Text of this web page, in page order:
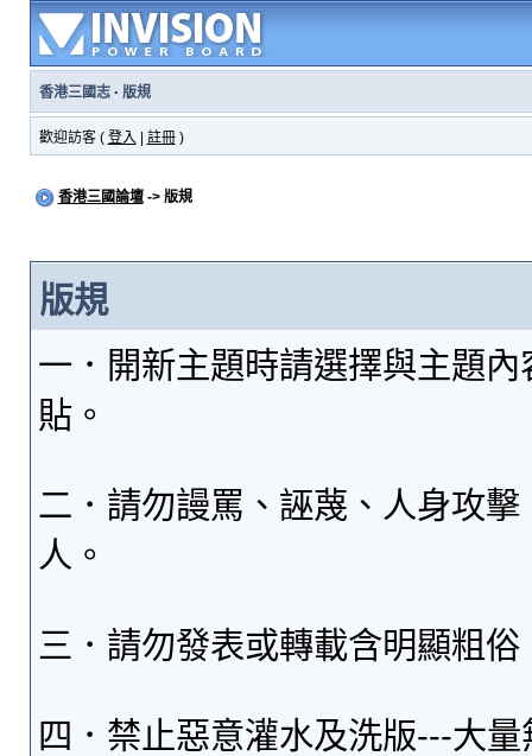
香港三國志· 版規
歡迎訪客 ( 登入 註冊)
香港三國論壇-> 版規
版規
一．開新主題時請選擇與主題
貼。
二．請勿謾罵、誣蔑、人身攻
人。
三．請勿發表或轉載含明顯粗
四．禁止惡意灌水及洗版---大